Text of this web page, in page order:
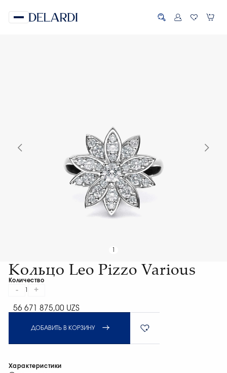
Кольцо Leo Pizzo Various
Количество
- +
56 671 875,00 UZS
ДОБАВИТЬ В КОРЗИНУ
Характеристики